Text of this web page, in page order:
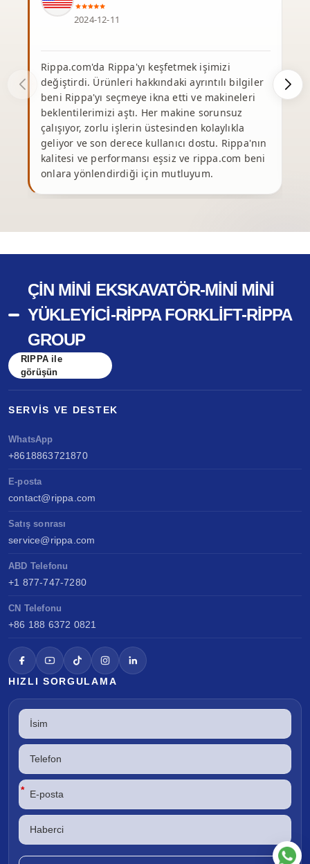
2024-12-11
Rippa.com'da Rippa'yı keşfetmek işimizi
değiştirdi. Ürünleri hakkındaki ayrıntılı bilgiler
beni Rippa'yı seçmeye ikna etti ve makineleri
beklentilerimizi aştı. Her makine sorunsuz
çalışıyor, zorlu işlerin üstesinden kolaylıkla
geliyor ve son derece kullanıcı dostu. Rippa'nın
kalitesi ve performansı eşsiz ve rippa.com beni
onlara yönlendirdiği için mutluyum.
ÇIN MINI EKSKAVATÖR-MINI MINI
YÜKLEYICI-RIPPA FORKLIFT-RIPPA
GROUP
RIPPA ile
görüşün
SERVIS VE DESTEK
WhatsApp
+8618863721870
E-posta
contact@rippa.com
Satış sonrası
service@rippa.com
ABD Telefonu
+1 877-747-7280
CN Telefonu
+86 188 6372 0821
HIZLI SORGULAMA
*